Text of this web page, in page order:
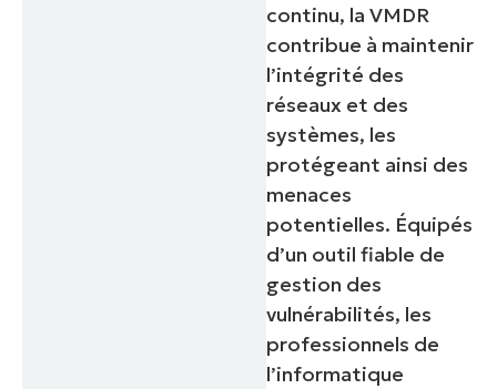
continu, la VMDR
contribue à maintenir
l’intégrité des
réseaux et des
systèmes, les
protégeant ainsi des
menaces
potentielles. Équipés
d’un outil fiable de
gestion des
vulnérabilités, les
professionnels de
l’informatique